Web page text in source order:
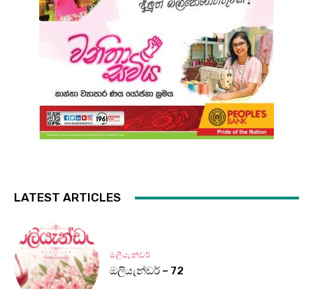
LATEST ARTICLES
ඔලියැන්ඩර්
ඔලියැන්ඩර් – 72